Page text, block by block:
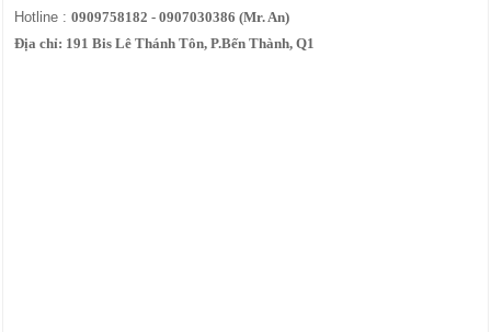
Hotline :0909758182 - 0907030386 (Mr. An)
Địa chỉ: 191 Bis Lê Thánh Tôn, P.Bến Thành, Q1